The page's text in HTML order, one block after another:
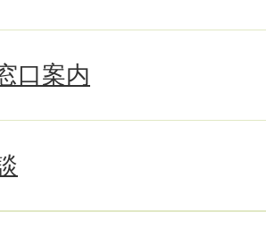
口案内